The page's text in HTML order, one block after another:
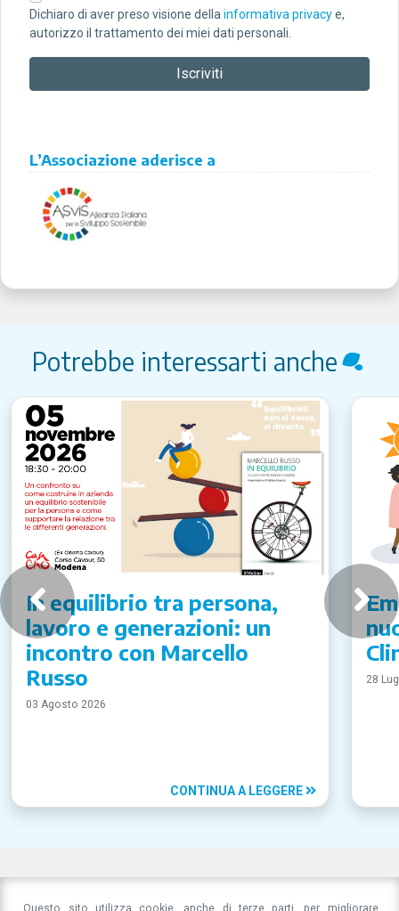
Dichiaro di aver preso visione della informativa privacye,
autorizzo il trattamento dei miei dati personali.
L’Associazione aderisce a
Potrebbe interessarti anche
In equilibrio tra persona,
lavoro e generazioni: un
incontro con Marcello
Russo
03 Agosto 2026
CONTINUA A LEGGERE
28
Questo sito utilizza cookie, anche di terze parti, per migliorare